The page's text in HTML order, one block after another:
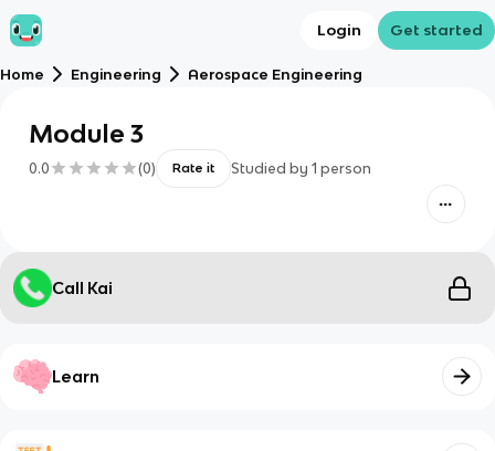
Login Get started
Home Engineering Aerospace Engineering
Module 3
0.0 (0) Rate it Studied by 1 person
Call Kai
Learn